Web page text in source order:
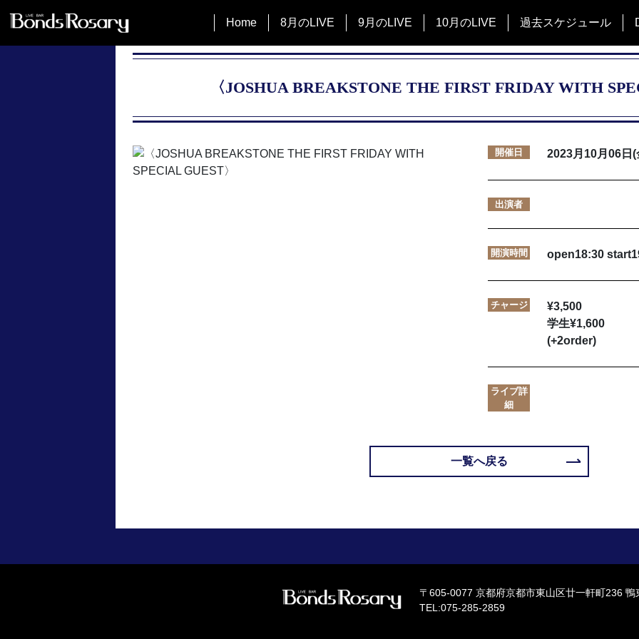
Home 8月のLIVE 9月のLIVE 10月のLIVE 過去スケジュール
〈JOSHUA BREAKSTONE THE FIRST FRIDAY WITH
開催日 2023月10月06日(
出演者
開演時間 open18:30
チャージ
¥3,500
学生¥1,600
(+2order)
ライブ詳
細
一覧へ戻る
〒605-0077 京都府京都市東山区廿一軒町236 鴨
TEL:075-285-2859